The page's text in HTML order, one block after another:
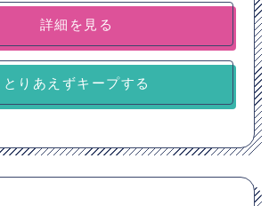
詳細を見る
とりあえずキープする